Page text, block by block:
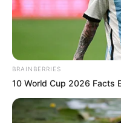
BRAINBERRIES
10 World Cup 2026 Facts